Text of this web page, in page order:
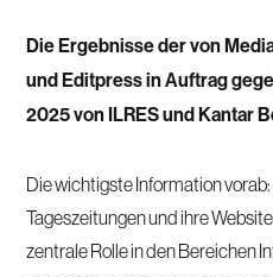
Die Ergebnisse der von
und Editpress in Auftrag
2025 von ILRES und Kantar
Die wichtigste Information
Tageszeitungen und ihre
zentrale Rolle in den Bereichen